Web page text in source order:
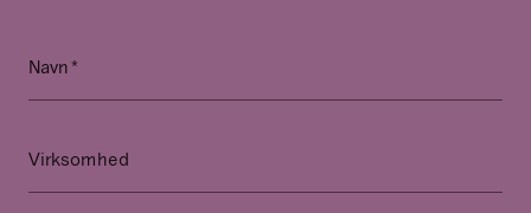
Navn
Virksomhed
Email